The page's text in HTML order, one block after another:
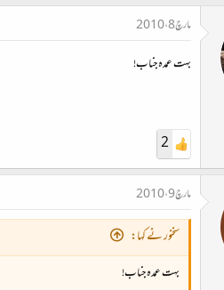
مارچ 8، 2010
بہت عمدہ جناب!
2
مارچ 9، 2010
سخنور نے کہا:
بہت عمدہ جناب!